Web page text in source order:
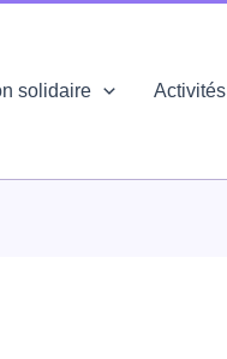
solidaire Activités